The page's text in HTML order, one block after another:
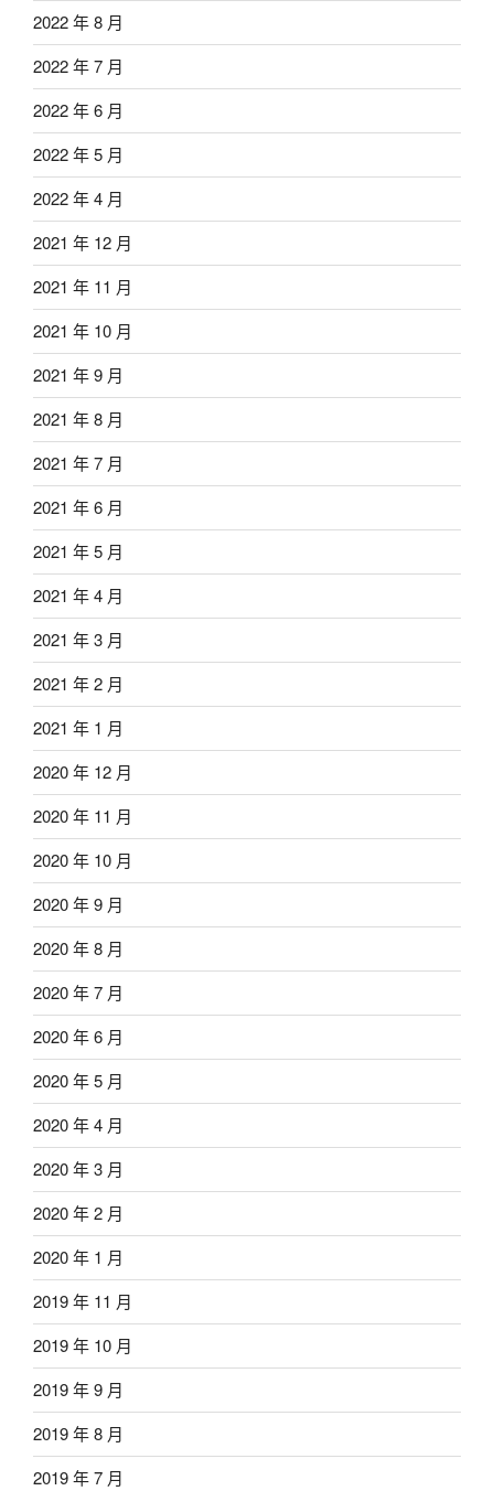
2022 年 8 月
2022 年 7 月
2022 年 6 月
2022 年 5 月
2022 年 4 月
2021 年 12 月
2021 年 11 月
2021 年 10 月
2021 年 9 月
2021 年 8 月
2021 年 7 月
2021 年 6 月
2021 年 5 月
2021 年 4 月
2021 年 3 月
2021 年 2 月
2021 年 1 月
2020 年 12 月
2020 年 11 月
2020 年 10 月
2020 年 9 月
2020 年 8 月
2020 年 7 月
2020 年 6 月
2020 年 5 月
2020 年 4 月
2020 年 3 月
2020 年 2 月
2020 年 1 月
2019 年 11 月
2019 年 10 月
2019 年 9 月
2019 年 8 月
2019 年 7 月